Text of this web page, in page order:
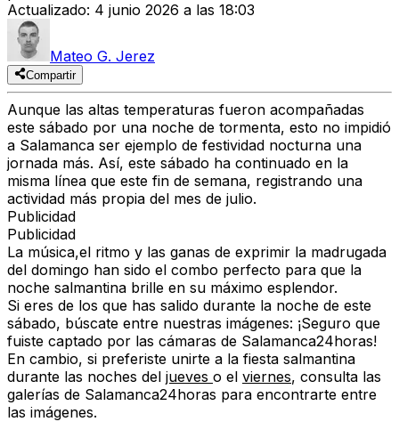
Actualizado: 4 junio 2026 a las 18:03
Mateo G. Jerez
Compartir
Aunque las altas temperaturas fueron acompañadas
este sábado por una noche de tormenta, esto no impidió
a Salamanca ser ejemplo de festividad nocturna una
jornada más. Así, este sábado ha continuado en la
misma línea que este fin de semana, registrando una
actividad más propia del mes de julio.
Publicidad
Publicidad
La música,el ritmo y las ganas de exprimir la madrugada
del domingo han sido el combo perfecto para que la
noche salmantina brille en su máximo esplendor.
Si eres de los que has salido durante la noche de este
sábado, búscate entre nuestras imágenes: ¡Seguro que
fuiste captado por las cámaras de Salamanca24horas!
En cambio, si preferiste unirte a la fiesta salmantina
durante las noches del jueves o el viernes, consulta las
galerías de Salamanca24horas para encontrarte entre
las imágenes.